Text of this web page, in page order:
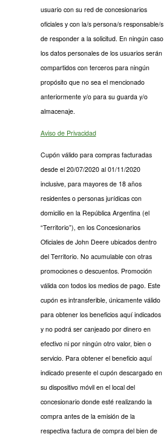
usuario con su red de concesionarios
oficiales y con la/s persona/s responsable/s
de responder a la solicitud. En ningún caso
los datos personales de los usuarios serán
compartidos con terceros para ningún
propósito que no sea el mencionado
anteriormente y/o para su guarda y/o
almacenaje.
Aviso de Privacidad
Cupón válido para compras facturadas
desde el 20/07/2020 al 01/11/2020
inclusive, para mayores de 18 años
residentes o personas jurídicas con
domicilio en la República Argentina (el
“Territorio”), en los Concesionarios
Oficiales de John Deere ubicados dentro
del Territorio. No acumulable con otras
promociones o descuentos. Promoción
válida con todos los medios de pago. Este
cupón es intransferible, únicamente válido
para obtener los beneficios aquí indicados
y no podrá ser canjeado por dinero en
efectivo ni por ningún otro valor, bien o
servicio. Para obtener el beneficio aquí
indicado presente el cupón descargado en
su dispositivo móvil en el local del
concesionario donde esté realizando la
compra antes de la emisión de la
respectiva factura de compra del bien de